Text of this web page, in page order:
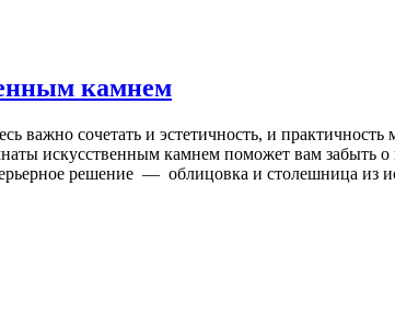
камнем
важно сочетать и эстетичность, и
искусственным камнем поможет вам забыть
решение — облицовка и столешница из